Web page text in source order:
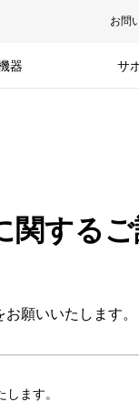
お問
器 サ
関するご
願いいたします。
ます。